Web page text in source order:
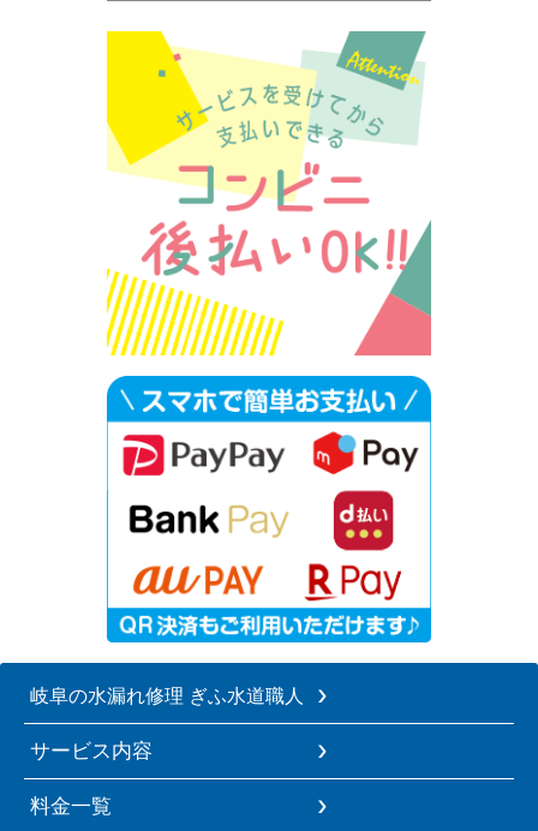
岐阜の水漏れ修理 ぎふ水道職人
サービス内容
料金一覧